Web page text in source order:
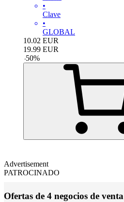
•
Clave
•
GLOBAL
10.02 EUR
19.99 EUR
-50%
Advertisement
PATROCINADO
Ofertas de 4 negocios de venta